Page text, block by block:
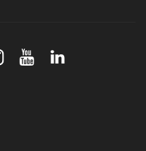
FIRST 2026! (video)